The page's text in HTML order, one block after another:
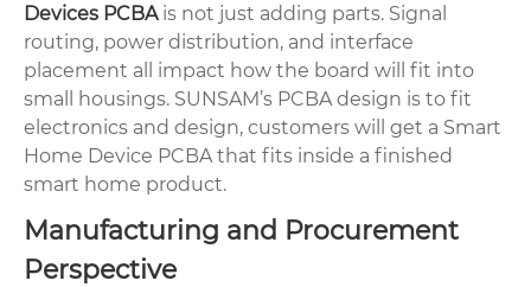
Devices PCBAis not just adding parts. Signal
routing, power distribution, and interface
placement all impact how the board will fit into
small housings. SUNSAM’s PCBA design is to fit
electronics and design, customers will get a Smart
Home Device PCBA that fits inside a finished
smart home product.
Manufacturing and Procurement
Perspective